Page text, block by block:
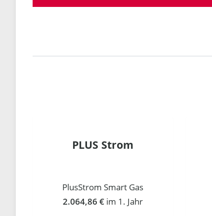
PLUS Strom
PlusStrom Smart Gas
2.064,86 € im 1. Jahr